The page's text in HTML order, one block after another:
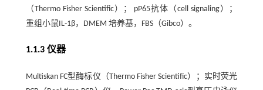
（Thermo Fisher Scientific）； pP65抗体（cell signaling）；
重组小鼠IL-1β，DMEM 培养基，FBS（Gibco）。
1.1.3 仪器
Multiskan FC型酶标仪（Thermo Fisher Scientific）；实时荧光